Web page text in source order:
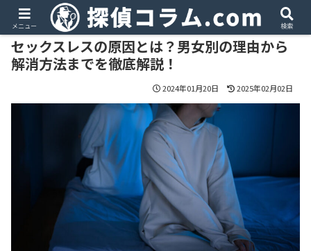
PR
セックスレスの原因とは？男女別の理由から
解消方法までを徹底解説！
2024年01月20日 2025年02月02日
メニュー 検索